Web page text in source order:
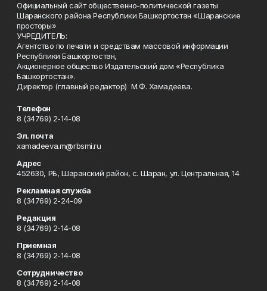
Официальный сайт общественно-политической газеты
Шаранского района Республики Башкортостан «Шаранские
просторы»
УЧРЕДИТЕЛЬ:
Агентство по печати и средствам массовой информации
Республики Башкортостан,
Акционерное общество Издательский дом «Республика
Башкортостан».
Директор (главный редактор) М.Ф. Хамадеева.
Телефон
8 (34769) 2-14-08
Эл. почта
xamadeeva.m@rbsmi.ru
Адрес
452630, РБ, Шаранский район, с. Шаран, ул. Центральная, 14
Рекламная служба
8 (34769) 2-24-09
Редакция
8 (34769) 2-14-08
Приемная
8 (34769) 2-14-08
Сотрудничество
8 (34769) 2-14-08